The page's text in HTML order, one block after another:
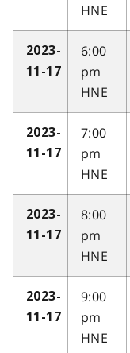
HNE
2023-
11-17
6:00
pm
HNE
2023-
11-17
7:00
pm
HNE
2023-
11-17
8:00
pm
HNE
2023-
11-17
9:00
pm
HNE